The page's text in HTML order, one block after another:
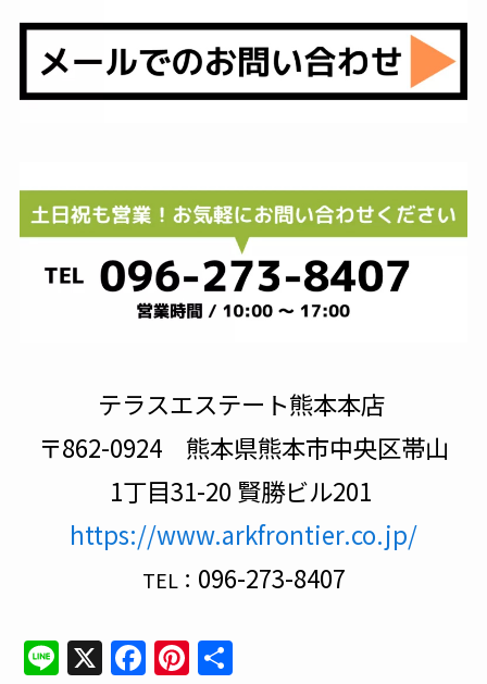
テラスエステート熊本本店
〒862-0924 熊本県熊本市中央区帯山
1丁目31-20 賢勝ビル201
https://www.arkfrontier.co.jp/
TEL： 096-273-8407
Line
X Facebook
Pinterest
共